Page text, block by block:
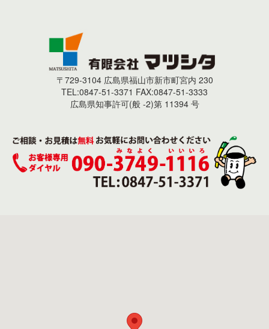
〒729-3104 広島県福山市新市町宮内 230
TEL:0847-51-3371 FAX:0847-51-3333
広島県知事許可(般 -2)第 11394 号